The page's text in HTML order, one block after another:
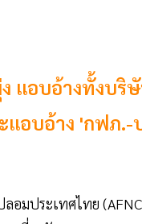
แอบอ้างทั้งบริ
อบอ้าง 'กฟภ.-
มประเทศไทย